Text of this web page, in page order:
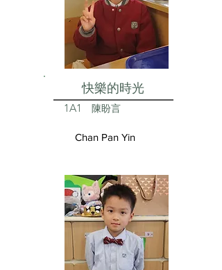
快樂的時光
1A1 陳盼言
Chan Pan Yin